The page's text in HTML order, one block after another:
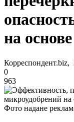
на
Корреспондент.biz,
0
963
Фото надане